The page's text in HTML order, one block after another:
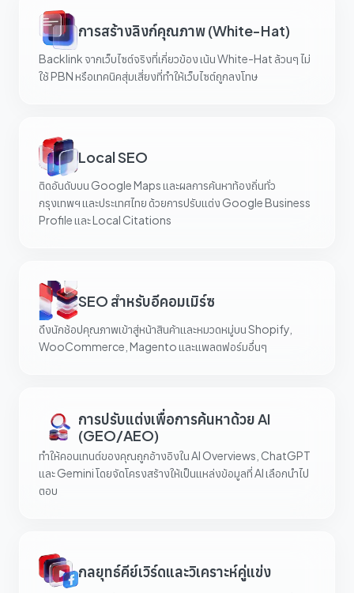
การสร้างลิงก์คุณภาพ (White-Hat)
Backlink จากเว็บไซต์จริงที่เกี่ยวข้อง เน้น White-Hat ล้วนๆ ไม่
ใช้ PBN หรือเทคนิคสุ่มเสี่ยงที่ทำให้เว็บไซต์ถูกลงโทษ
Local SEO
ติดอันดับบน Google Maps และผลการค้นหาท้องถิ่นทั่ว
กรุงเทพฯ และประเทศไทย ด้วยการปรับแต่ง Google Business
Profile และ Local Citations
SEO สำหรับอีคอมเมิร์ซ
ดึงนักช้อปคุณภาพเข้าสู่หน้าสินค้าและหมวดหมู่บน Shopify,
WooCommerce, Magento และแพลตฟอร์มอื่นๆ
การปรับแต่งเพื่อการค้นหาด้วย AI
(GEO/AEO)
ทำให้คอนเทนต์ของคุณถูกอ้างอิงใน AI Overviews, ChatGPT
และ Gemini โดยจัดโครงสร้างให้เป็นแหล่งข้อมูลที่ AI เลือกนำไป
ตอบ
กลยุทธ์คีย์เวิร์ดและวิเคราะห์คู่แข่ง